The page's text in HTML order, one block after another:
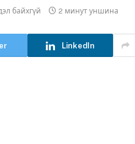
байхгүй 2 минут уншина
LinkedIn